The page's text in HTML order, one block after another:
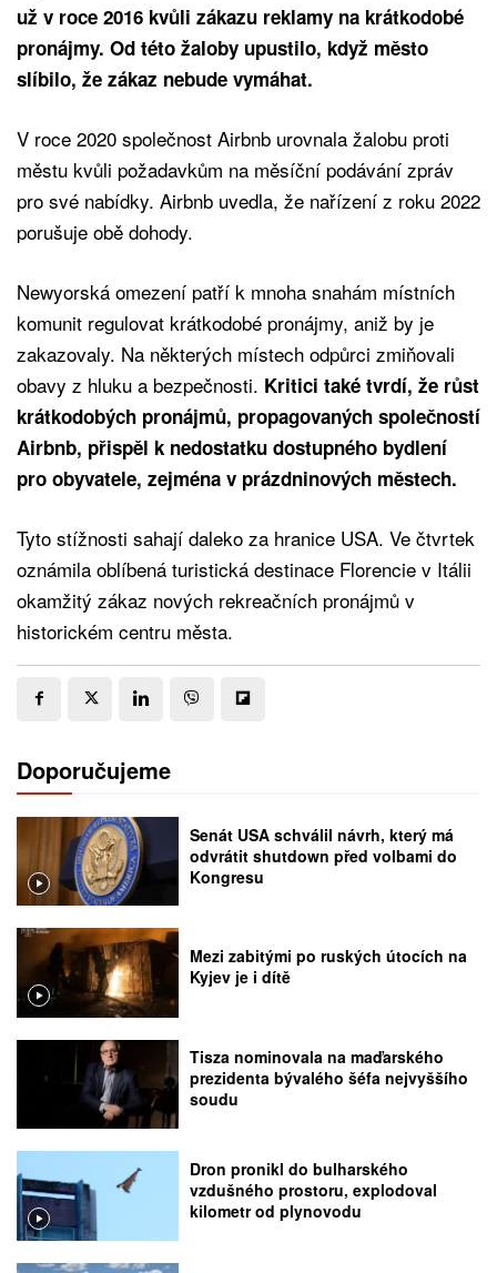
už v roce 2016 kvůli zákazu reklamy na krátkodobé
pronájmy. Od této žaloby upustilo, když město
slíbilo, že zákaz nebude vymáhat.
V roce 2020 společnost Airbnb urovnala žalobu proti
městu kvůli požadavkům na měsíční podávání zpráv
pro své nabídky. Airbnb uvedla, že nařízení z roku 2022
porušuje obě dohody.
Newyorská omezení patří k mnoha snahám místních
komunit regulovat krátkodobé pronájmy, aniž by je
zakazovaly. Na některých místech odpůrci zmiňovali
obavy z hluku a bezpečnosti. Kritici také tvrdí, že růst
krátkodobých pronájmů, propagovaných společností
Airbnb, přispěl k nedostatku dostupného bydlení
pro obyvatele, zejména v prázdninových městech.
Tyto stížnosti sahají daleko za hranice USA. Ve čtvrtek
oznámila oblíbená turistická destinace Florencie v Itálii
okamžitý zákaz nových rekreačních pronájmů v
historickém centru města.
Doporučujeme
Senát USA schválil návrh, který má
odvrátit shutdown před volbami do
Kongresu
Mezi zabitými po ruských útocích na
Kyjev je i dítě
Tisza nominovala na maďarského
prezidenta bývalého šéfa nejvyššího
soudu
Dron pronikl do bulharského
vzdušného prostoru, explodoval
kilometr od plynovodu